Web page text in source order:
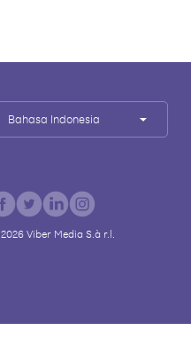
Bahasa Indonesia
2026 Viber Media S.à r.l.